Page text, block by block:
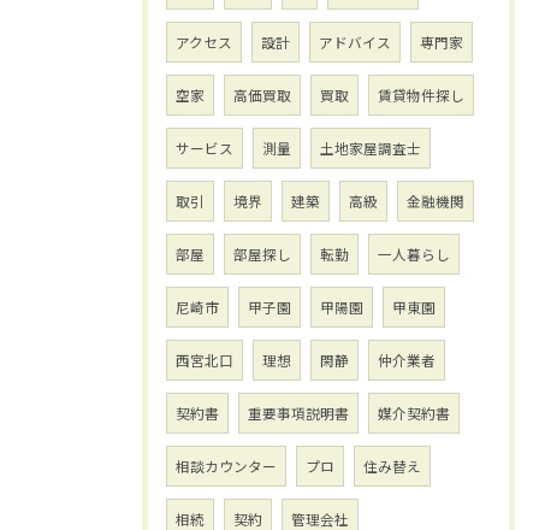
アクセス 設計 アドバイス 専門家
空家 高価買取 買取 賃貸物件探し
サービス 測量 土地家屋調査士
取引 境界 建築 高級 金融機関
部屋 部屋探し 転勤 一人暮らし
尼崎市 甲子園 甲陽園 甲東園
西宮北口 理想 閑静 仲介業者
契約書 重要事項説明書 媒介契約書
相談カウンター プロ 住み替え
相続 契約 管理会社